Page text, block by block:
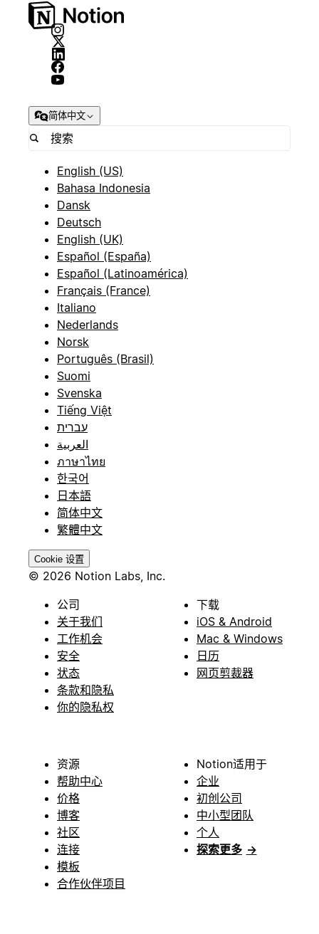
简体中文
English (US)
Bahasa Indonesia
Dansk
Deutsch
English (UK)
Español (España)
Español (Latinoamérica)
Français (France)
Italiano
Nederlands
Norsk
Português (Brasil)
Suomi
Svenska
Tiếng Việt
עברית
العربية
ภาษาไทย
한국어
日本語
简体中文
繁體中文
Cookie 设置
© 2026 Notion Labs, Inc.
公司
关于我们
工作机会
安全
状态
条款和隐私
你的隐私权
下载
iOS & Android
Mac & Windows
日历
网页剪裁器
资源
帮助中心
价格
博客
社区
连接
模板
合作伙伴项目
Notion适用于
企业
初创公司
中小型团队
个人
探索更多 →